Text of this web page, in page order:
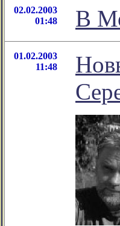
02.02.2003
01:48
В
01.02.2003
11:48